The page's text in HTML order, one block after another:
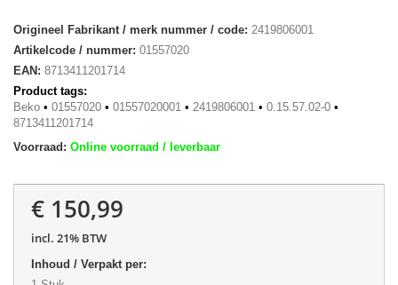
Origineel Fabrikant / merk nummer / code: 2419806001
Artikelcode / nummer: 01557020
EAN: 8713411201714
Product tags:
Beko • 01557020 • 01557020001 • 2419806001 • 0.15.57.02-0 •
8713411201714
Voorraad: Online voorraad / leverbaar
€ 150,99
incl. 21% BTW
Inhoud / Verpakt per: